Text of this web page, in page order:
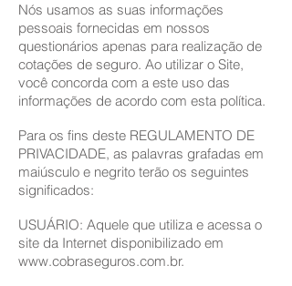
Nós usamos as suas informações
pessoais fornecidas em nossos
questionários apenas para realização de
cotações de seguro. Ao utilizar o Site,
você concorda com a este uso das
informações de acordo com esta política.
Para os fins deste REGULAMENTO DE
PRIVACIDADE, as palavras grafadas em
maiúsculo e negrito terão os seguintes
significados:
USUÁRIO: Aquele que utiliza e acessa o
site da Internet disponibilizado em
www.cobraseguros.com.br.